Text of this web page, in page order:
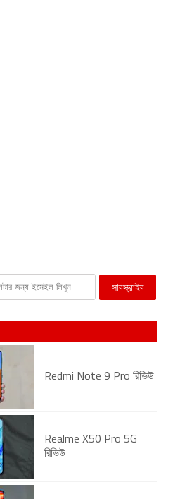
Redmi Note 9 Pro রিভিউ
Realme X50 Pro 5G
রিভিউ